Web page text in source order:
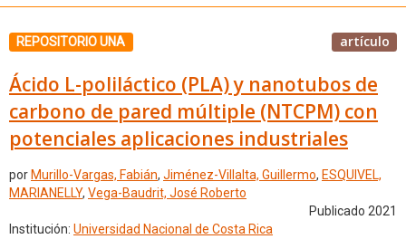
REPOSITORIO UNA artículo
Ácido L-poliláctico (PLA) y nanotubos de
carbono de pared múltiple (NTCPM) con
potenciales aplicaciones industriales
por Murillo-Vargas, Fabián, Jiménez-Villalta, Guillermo, ESQUIVEL,
MARIANELLY, Vega-Baudrit, José Roberto
Publicado 2021
Institución: Universidad Nacional de Costa Rica